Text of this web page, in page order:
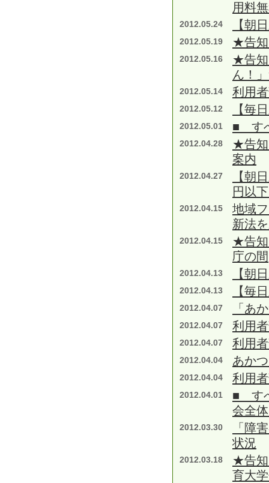
用料
2012.05.24 【朝
2012.05.19 ★告
2012.05.16
★告
ん！
2012.05.14 利用
2012.05.12 【毎
2012.05.01 ■ す
2012.04.28
★告知
案内
2012.04.27
【朝
円以
2012.04.15
地域
新法
2012.04.15
★告
庁の間
2012.04.13 【朝
2012.04.13 【毎
2012.04.07 「あ
2012.04.07 利用
2012.04.07 利用
2012.04.04 あか
2012.04.04 利用
2012.04.01
■ す
会全
2012.03.30
「障
状況
2012.03.18
★告
育大